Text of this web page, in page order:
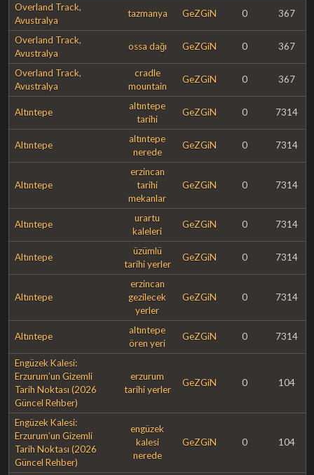
Overland Track,
Avustralya
tazmanya GeZGiN 0 367
Overland Track,
Avustralya
ossa dağı GeZGiN 0 367
Overland Track,
Avustralya
cradle
mountain
GeZGiN 0 367
Altıntepe
altıntepe
tarihi
GeZGiN 0 7314
Altıntepe
altıntepe
nerede
GeZGiN 0 7314
Altıntepe
erzincan
tarihi
mekanlar
GeZGiN 0 7314
Altıntepe
urartu
kaleleri
GeZGiN 0 7314
Altıntepe
üzümlü
tarihi yerler
GeZGiN 0 7314
Altıntepe
erzincan
gezilecek
yerler
GeZGiN 0 7314
Altıntepe
altıntepe
ören yeri
GeZGiN 0 7314
Engüzek Kalesi:
Erzurum’un Gizemli
Tarih Noktası (2026
Güncel Rehber)
erzurum
tarihi yerler
GeZGiN 0 104
Engüzek Kalesi:
Erzurum’un Gizemli
Tarih Noktası (2026
Güncel Rehber)
engüzek
kalesi
nerede
GeZGiN 0 104